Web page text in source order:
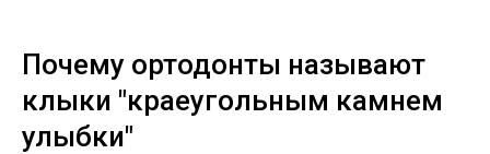
Почему ортодонты называют
клыки "краеугольным камнем
улыбки"